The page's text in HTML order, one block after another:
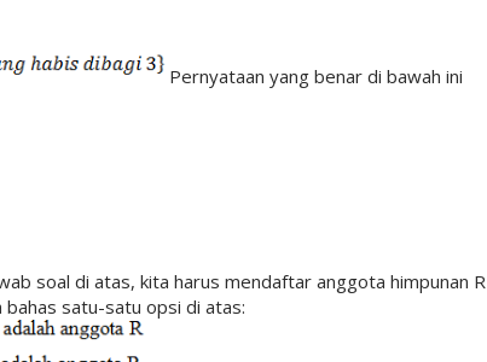
Pernyataan yang benar di bawah ini
soal di atas, kita harus mendaftar anggota himpunan R
satu-satu opsi di atas: